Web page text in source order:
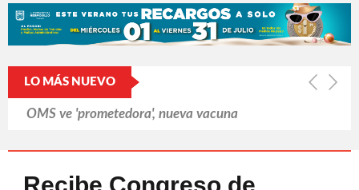
LO MÁS NUEVO
OMS ve 'prometedora', nueva vacuna
Cerró Capital One cuentas de